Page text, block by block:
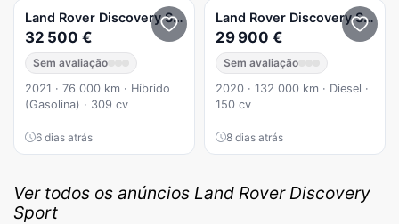
Land Rover Discovery Sport
32 500 €
Sem avaliação
2021 · 76 000 km · Híbrido
(Gasolina) · 309 cv
6 dias atrás
Land Rover Discovery Sport
29 900 €
Sem avaliação
2020 · 132 000 km · Diesel ·
150 cv
8 dias atrás
Ver todos os anúncios Land Rover Discovery
Sport